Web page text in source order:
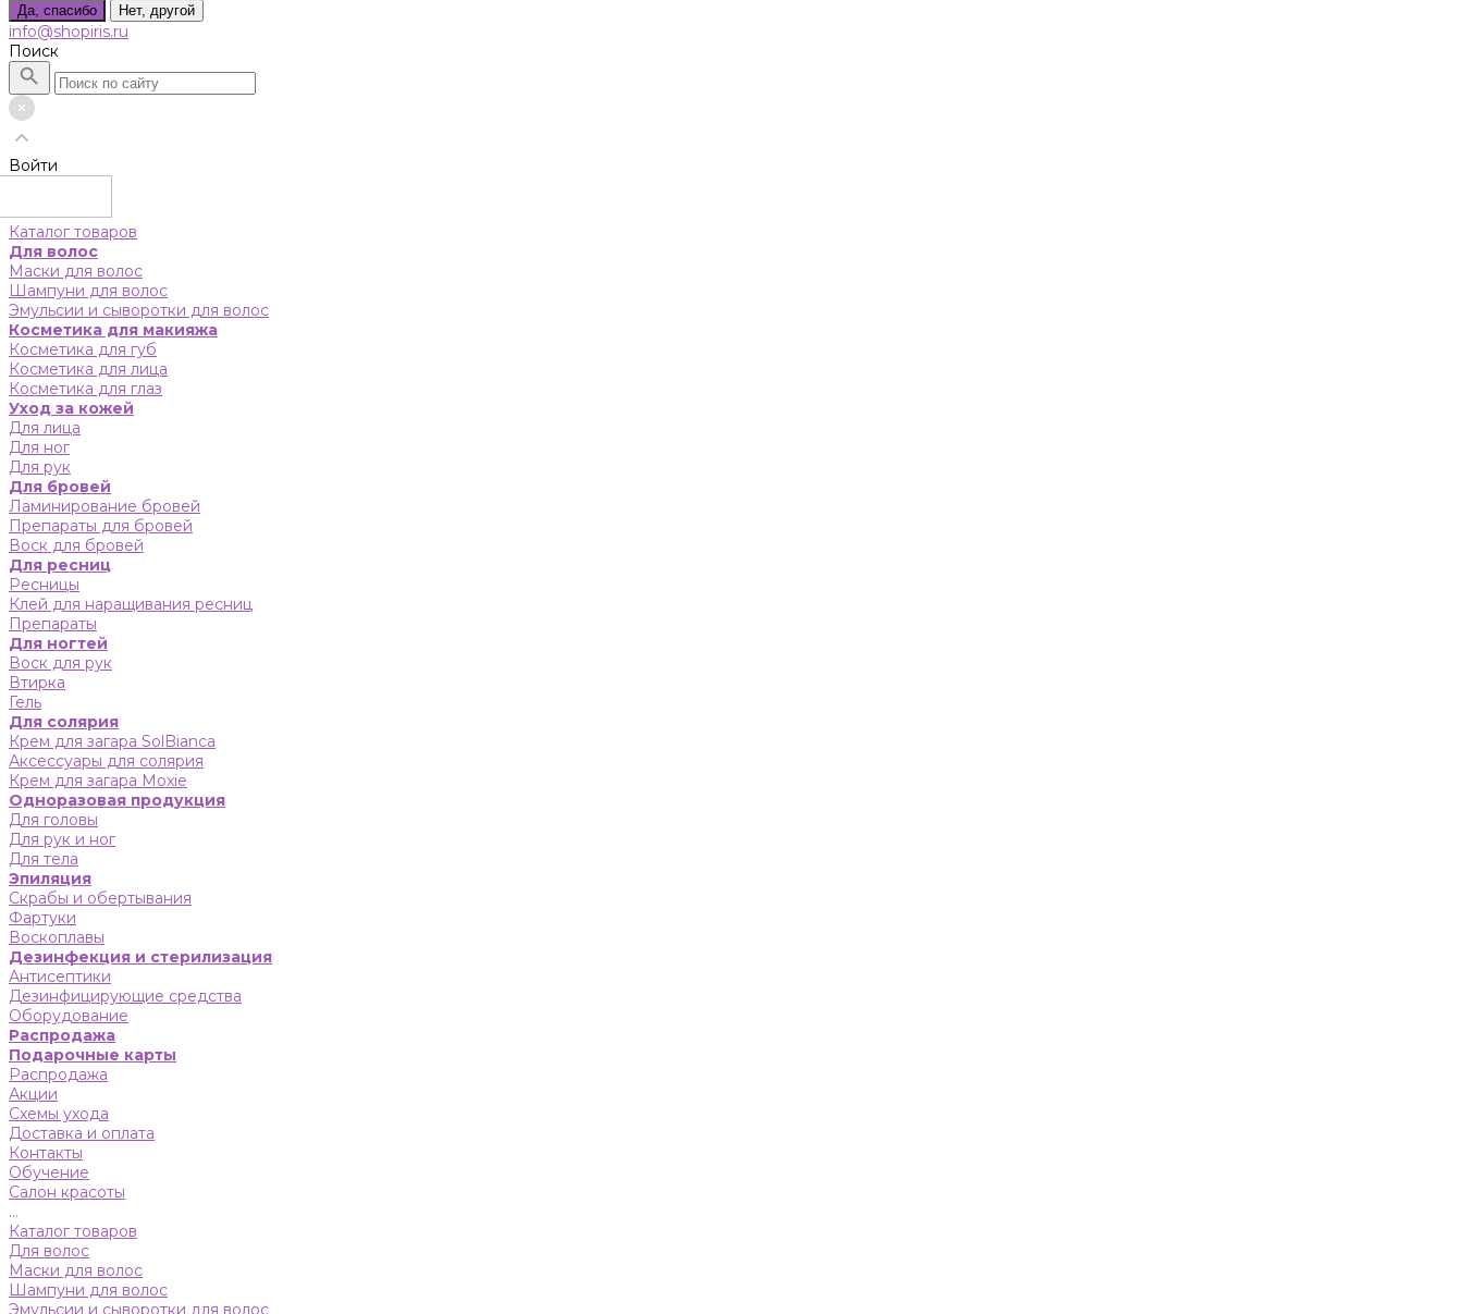
Да, спасибо Нет, другой
info@shopiris.ru
Поиск
Войти
Каталог товаров
Для волос
Маски для волос
Шампуни для волос
Эмульсии и сыворотки для волос
Косметика для макияжа
Косметика для губ
Косметика для лица
Косметика для глаз
Уход за кожей
Для лица
Для ног
Для рук
Для бровей
Ламинирование бровей
Препараты для бровей
Воск для бровей
Для ресниц
Ресницы
Клей для наращивания ресниц
Препараты
Для ногтей
Воск для рук
Втирка
Гель
Для солярия
Крем для загара SolBianca
Аксессуары для солярия
Крем для загара Moxie
Одноразовая продукция
Для головы
Для рук и ног
Для тела
Эпиляция
Скрабы и обертывания
Фартуки
Воскоплавы
Дезинфекция и стерилизация
Антисептики
Дезинфицирующие средства
Оборудование
Распродажа
Подарочные карты
Распродажа
Акции
Схемы ухода
Доставка и оплата
Контакты
Обучение
Салон красоты
...
Каталог товаров
Для волос
Маски для волос
Шампуни для волос
Эмульсии и сыворотки для волос